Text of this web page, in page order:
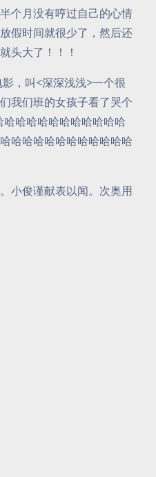
个月没有哼过自己的心情
假时间就很少了，然后还
头大了！！！
，叫<深深浅浅>一个很
我们班的女孩子看了哭个
哈哈哈哈哈哈哈哈哈哈
哈哈哈哈哈哈哈哈哈哈哈
小俊谨献表以闻。次奥用